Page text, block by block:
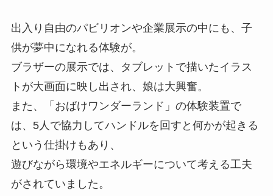
出入り自由のパビリオンや企業展示の中にも、子
供が夢中になれる体験が。
ブラザーの展示では、タブレットで描いたイラス
トが大画面に映し出され、娘は大興奮。
また、「おばけワンダーランド」の体験装置で
は、5人で協力してハンドルを回すと何かが起きる
という仕掛けもあり、
遊びながら環境やエネルギーについて考える工夫
がされていました。